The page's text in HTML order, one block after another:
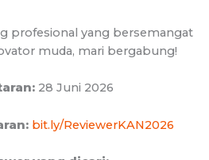
profesional yang bersemangat
muda, mari bergabung!
28 Juni 2026
bit.ly/ReviewerKAN2026